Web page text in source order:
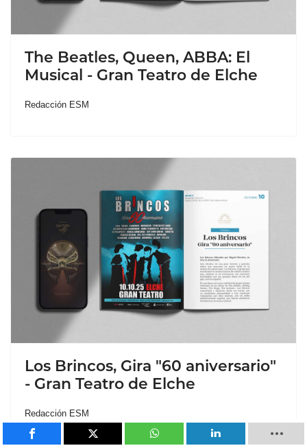
The Beatles, Queen, ABBA: El
Musical - Gran Teatro de Elche
Redacción ESM
Los Brincos, Gira "60 aniversario"
- Gran Teatro de Elche
Redacción ESM